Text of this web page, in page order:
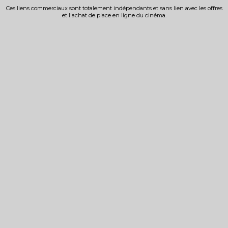
Ces liens commerciaux sont totalement indépendants et sans lien avec les offres
et l'achat de place en ligne du cinéma.